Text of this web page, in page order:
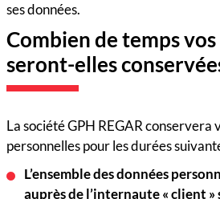
ses données.
Combien de temps
seront-elles
La société GPH REGAR conservera
personnelles pour les durées
L’ensemble des données
auprès de l’internaute « client